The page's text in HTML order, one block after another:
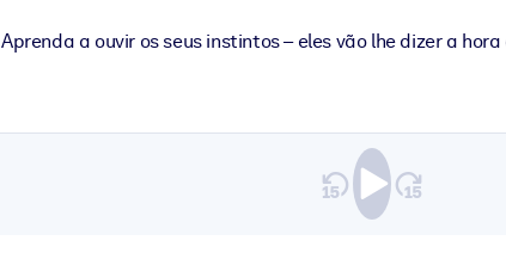
Aprenda a ouvir os seus instintos – eles vão lhe dizer a